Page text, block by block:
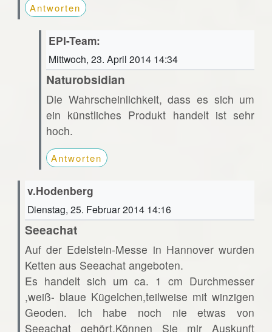
Antworten
EPI-Team:
Mittwoch, 23. April 2014 14:34
Naturobsidian
Die Wahrscheinlichkeit, dass es sich um
ein künstliches Produkt handelt ist sehr
hoch.
Antworten
v.Hodenberg
Dienstag, 25. Februar 2014 14:16
Seeachat
Auf der Edelstein-Messe in Hannover wurden
Ketten aus Seeachat angeboten.
Es handelt sich um ca. 1 cm Durchmesser
,weiß- blaue Kügelchen,teilweise mit winzigen
Geoden. Ich habe noch nie etwas von
Seeachat gehört.Können Sie mir Auskunft